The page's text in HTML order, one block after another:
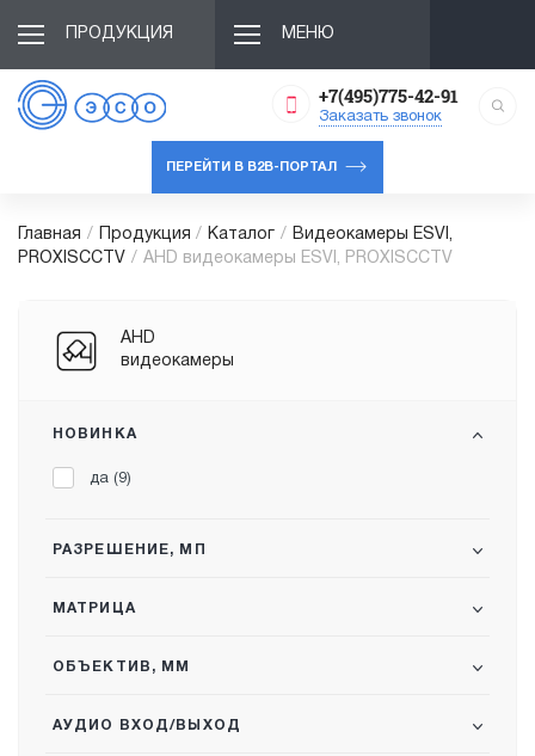
ПРОДУКЦИЯ МЕНЮ
+7(495)775-42-91
Заказать звонок
ПЕРЕЙТИ В B2B-ПОРТАЛ
Главная / Продукция / Каталог /
Видеокамеры ESVI,
PROXISCCTV / AHD видеокамеры ESVI, PROXISCCTV
AHD
видеокамеры
НОВИНКА
да (9)
РАЗРЕШЕНИЕ, МП
МАТРИЦА
ОБЪЕКТИВ, ММ
АУДИО ВХОД/ВЫХОД